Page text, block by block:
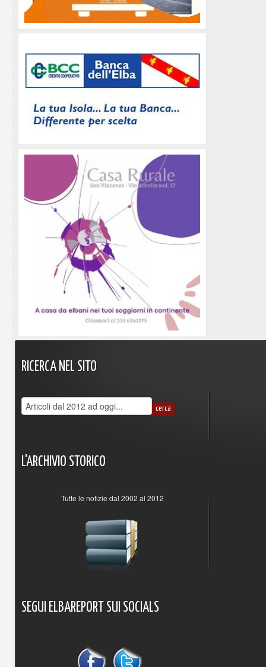
RICERCA NEL SITO
L'ARCHIVIO STORICO
Tutte le notizie dal 2002 al 2012
SEGUI ELBAREPORT SUI SOCIALS